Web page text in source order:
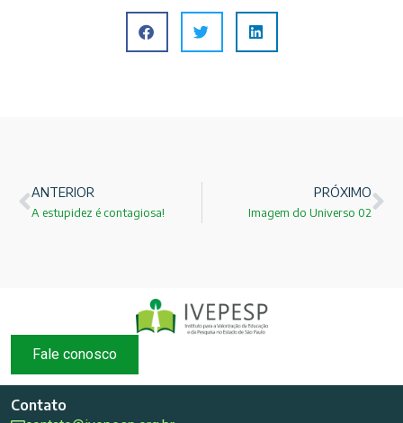
ANTERIOR
A estupidez é contagiosa!
PRÓXIMO
Imagem do Universo 02
Fale conosco
Contato